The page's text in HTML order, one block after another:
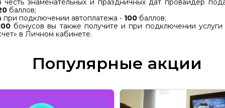
честь знаменательных и праздничных дат провайдер
баллов;
при подключении автоплатежа - 100баллов;
бонусов вы также получите и при подключении
в Личном кабинете.
Популярные акции